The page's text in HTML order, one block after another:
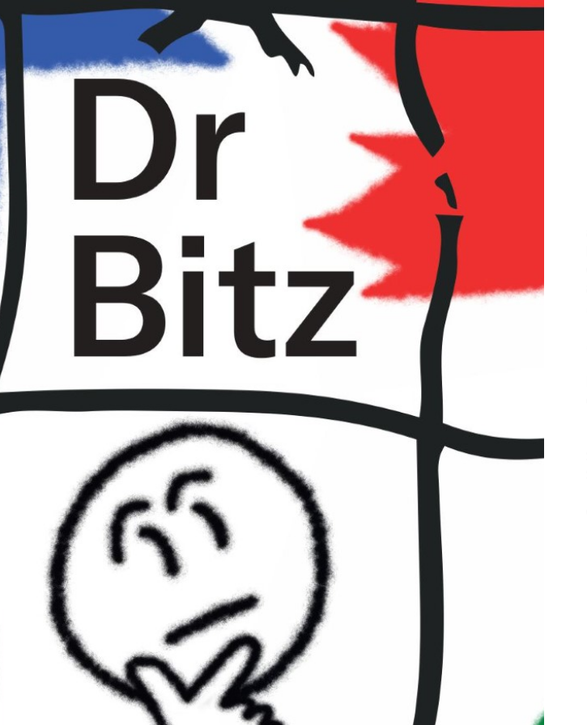
Fussball WM 2026: Public Viewing & Cena mexicana
Dienstag,
14.07.2026, 18:30 Uhr
Dr Bitzlädt im Le Beizli
zum gemeinsamen
Fussballerlebnis ein. Die Begegnung rund um
ausgewählte WM-Spiele bietet Anlass, gemeinsam
hinzuschauen und ins Gespräch zu kommen.
Gemeinsam mit Amnesty International werden dabei
aktuelle Menschenrechtsfragen rund um die WM in
Mexiko, den USA und Kanada aufgegriffen.
Mit Speis und Trank laden wir zum Verweilen ein,
Fussball zu schauen und den Austausch entstehen zu
dreigängiges mexikanisches Znacht mit
Hauptspeisebuffet.
Start Znacht: pünktlich um 18.30 Uhr
Start Übertragung: 20.45 Uhr
Kosten: CHF 75.- pro Person für Znacht und Getränke im
Offenausschank bis 20.30 Uhr , inkl. Platzreservation
Hiergehts zur Reservation!